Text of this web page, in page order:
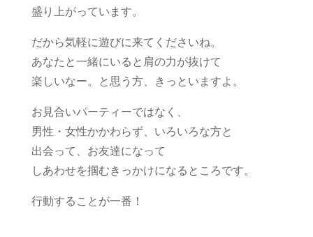
盛り上がっています。
だから気軽に遊びに来てくださいね。
あなたと一緒にいると肩の力が抜けて
楽しいなー。と思う方、きっといますよ。
お見合いパーティーではなく、
男性・女性かかわらず、いろいろな方と
出会って、お友達になって
しあわせを掴むきっかけになるところです。
行動することが一番！